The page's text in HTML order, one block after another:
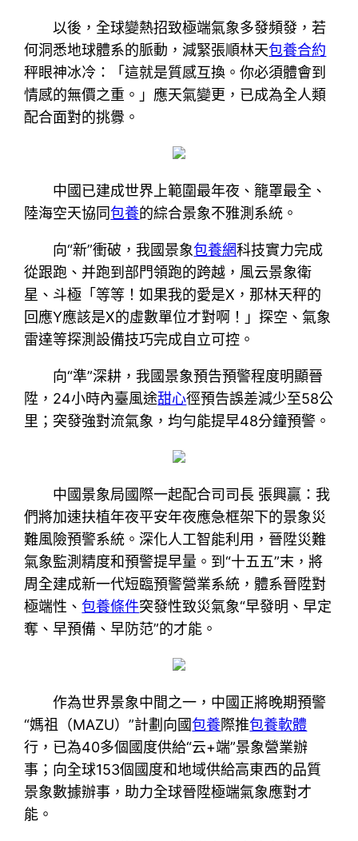
以後，全球變熱招致極端氣象多發頻發，若
何洞悉地球體系的脈動，減緊張順林天包養合約
秤眼神冰冷：「這就是質感互換。你必須體會到
情感的無價之重。」應天氣變更，已成為全人類
配合面對的挑釁。
中國已建成世界上範圍最年夜、籠罩最全、
陸海空天協同包養的綜合景象不雅測系統。
向“新”衝破，我國景象包養網科技實力完成
從跟跑、并跑到部門領跑的跨越，風云景象衛
星、斗極「等等！如果我的愛是X，那林天秤的
回應Y應該是X的虛數單位才對啊！」探空、氣象
雷達等探測設備技巧完成自立可控。
向“準”深耕，我國景象預告預警程度明顯晉
陞，24小時內臺風途甜心徑預告誤差減少至58公
里；突發強對流氣象，均勻能提早48分鐘預警。
中國景象局國際一起配合司司長 張興贏：我
們將加速扶植年夜平安年夜應急框架下的景象災
難風險預警系統。深化人工智能利用，晉陞災難
氣象監測精度和預警提早量。到“十五五”末，將
周全建成新一代短臨預警營業系統，體系晉陞對
極端性、包養條件突發性致災氣象“早發明、早定
奪、早預備、早防范”的才能。
作為世界景象中間之一，中國正將晚期預警
“媽祖（MAZU）”計劃向國包養際推包養軟體
行，已為40多個國度供給“云+端”景象營業辦
事；向全球153個國度和地域供給高東西的品質
景象數據辦事，助力全球晉陞極端氣象應對才
能。